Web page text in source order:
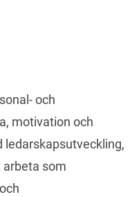
och
motivation och
ledarskapsutveckling,
som